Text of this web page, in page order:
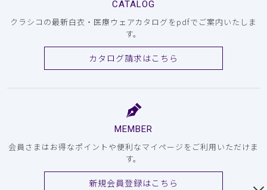
CATALOG
クラシコの最新白衣・医療ウェアカタログをpdfでご案内いたしま
す。
カタログ請求はこちら
MEMBER
会員さまはお得なポイントや便利なマイページをご利用いただけま
す。
新規会員登録はこちら